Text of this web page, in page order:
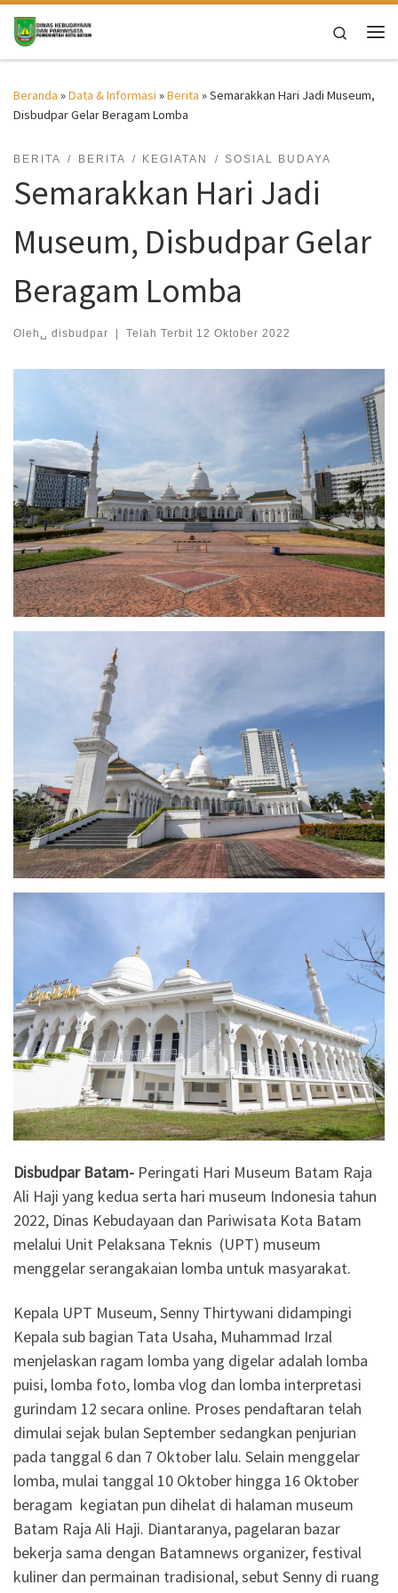
Skip to content
Search
Beranda »Data & Informasi »Berita »Semarakkan Hari Jadi Museum,
Disbudpar Gelar Beragam Lomba
BERITA BERITA KEGIATAN SOSIAL BUDAYA
Semarakkan Hari Jadi
Museum, Disbudpar Gelar
Beragam Lomba
Oleh␣ disbudpar | Telah Terbit 12 Oktober 2022
Disbudpar Batam- Peringati Hari Museum Batam Raja
Ali Haji yang kedua serta hari museum Indonesia tahun
2022, Dinas Kebudayaan dan Pariwisata Kota Batam
melalui Unit Pelaksana Teknis (UPT) museum
menggelar serangakaian lomba untuk masyarakat.
Kepala UPT Museum, Senny Thirtywani didampingi
Kepala sub bagian Tata Usaha, Muhammad Irzal
menjelaskan ragam lomba yang digelar adalah lomba
puisi, lomba foto, lomba vlog dan lomba interpretasi
gurindam 12 secara online. Proses pendaftaran telah
dimulai sejak bulan September sedangkan penjurian
pada tanggal 6 dan 7 Oktober lalu. Selain menggelar
lomba, mulai tanggal 10 Oktober hingga 16 Oktober
beragam kegiatan pun dihelat di halaman museum
Batam Raja Ali Haji. Diantaranya, pagelaran bazar
bekerja sama dengan Batamnews organizer, festival
kuliner dan permainan tradisional, sebut Senny di ruang